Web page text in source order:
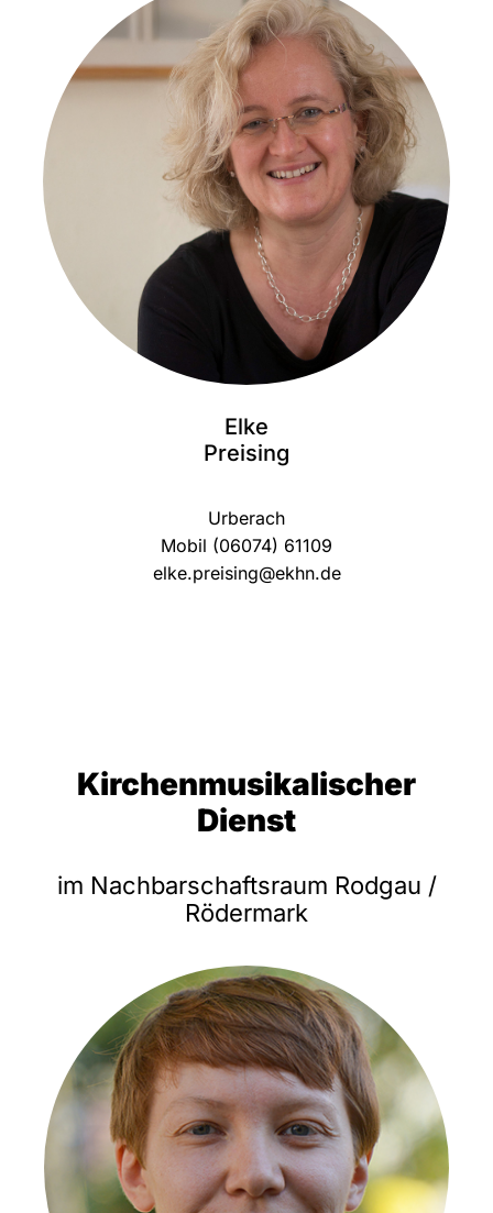
Elke
Preising
Urberach
Mobil (06074) 61109
elke.preising@ekhn.de
Kirchenmusikalischer
Dienst
im Nachbarschaftsraum Rodgau /
Rödermark